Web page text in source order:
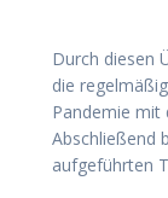
Durch die­sen
die
Pan­de­mie mit
Abschlie­ßend
auf­ge­führ­ten